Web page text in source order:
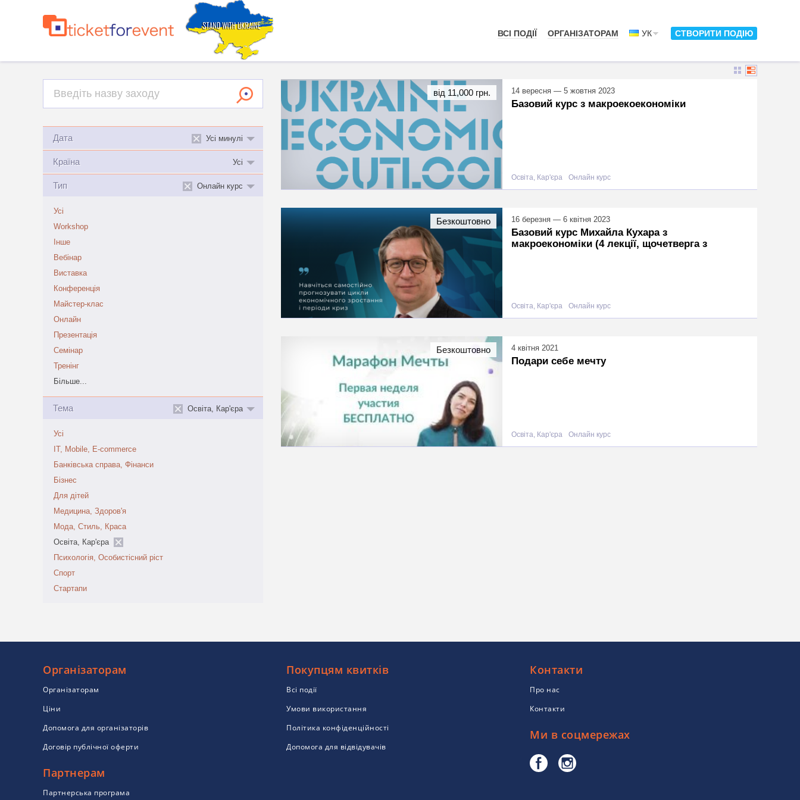
ВСІ ПОДІЇ ОРГАНІЗАТОРАМ УК СТВОРИТИ ПОДІЮ
Дата Усі минулі
Країна Усі
Тип Онлайн курс
Усі
Workshop
Інше
Вебінар
Виставка
Конференція
Майстер-клас
Онлайн
Презентація
Семінар
Тренінг
Більше...
Тема Освіта, Кар'єра
Усі
IT, Mobile, E-commerce
Банківська справа, Фінанси
Бізнес
Для дітей
Медицина, Здоров'я
Мода, Стиль, Краса
Освіта, Кар'єра
Психологія, Особистісний ріст
Спорт
Стартапи
14 вересня — 5 жовтня 2023
Базовий курс з макроекоекономіки
Освіта, Кар'єра Онлайн курс
від 11,000 грн.
16 березня — 6 квітня 2023
Базовий курс Михайла Кухара з
макроекономіки (4 лекції, щочетверга з
Освіта, Кар'єра Онлайн курс
Безкоштовно
4 квітня 2021
Подари себе мечту
Освіта, Кар'єра Онлайн курс
Безкоштовно
Організаторам
Організаторам
Ціни
Допомога для організаторів
Договір публічної оферти
Партнерам
Партнерська програма
Покупцям квитків
Всі події
Умови використання
Політика конфіденційності
Допомога для відвідувачів
Контакти
Про нас
Контакти
Ми в соцмережах